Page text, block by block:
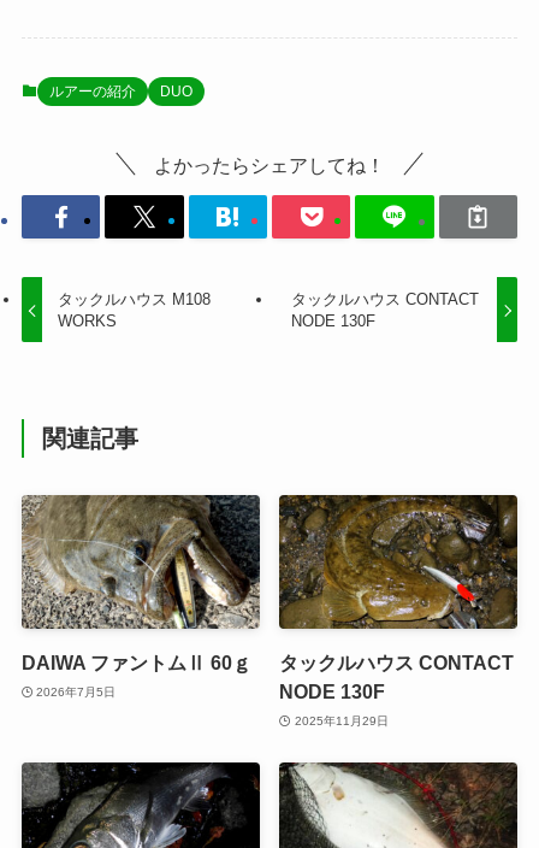
ルアーの紹介 DUO
よかったらシェアしてね！
タックルハウス M108
WORKS
タックルハウス CONTACT
NODE 130F
関連記事
DAIWA ファントムⅡ 60ｇ
2026年7月5日
タックルハウス CONTACT
NODE 130F
2025年11月29日